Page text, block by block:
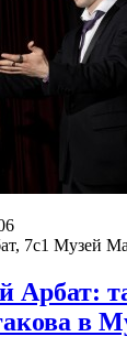
7с1 Музей
Арбат:
в